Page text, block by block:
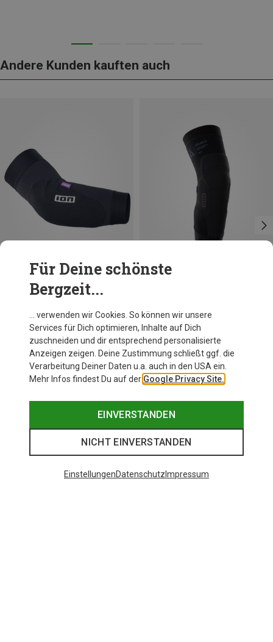
Andere Kunden kauften auch
Arcon Core Ellenbogenprotektor
M L XL
Für Deine schönste
Bergzeit...
… verwenden wir Cookies. So können wir unsere
Services für Dich optimieren, Inhalte auf Dich
zuschneiden und dir entsprechend personalisierte
Anzeigen zeigen. Deine Zustimmung schließt ggf. die
Verarbeitung Deiner Daten u.a. auch in den USA ein.
Mehr Infos findest Du auf der Google Privacy Site.
EINVERSTANDEN
NICHT EINVERSTANDEN
EinstellungenDatenschutz Impressum